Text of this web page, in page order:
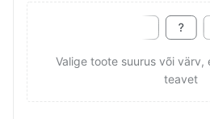
Valige toote suurus või värv,
teavet